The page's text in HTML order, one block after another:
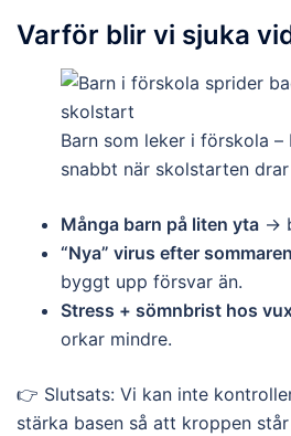
Varför blir vi sjuka
Barn som leker i förskola
snabbt när skolstarten
Många barn på liten yta →
“Nya” virus efter sommaren
byggt upp försvar än.
Stress + sömnbrist hos
orkar mindre.
👉 Slutsats: Vi kan inte
stärka basen så att kroppen